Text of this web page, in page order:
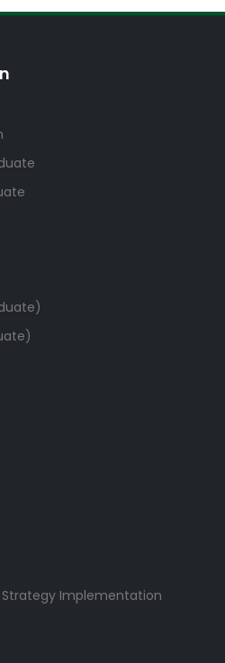
Strategy Implementation